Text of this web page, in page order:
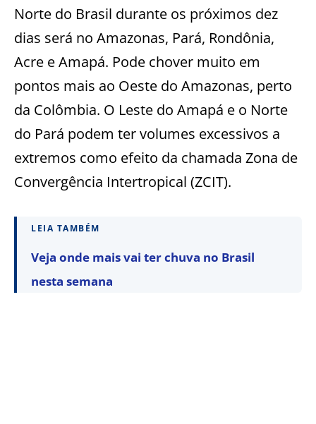
Norte do Brasil durante os próximos dez
dias será no Amazonas, Pará, Rondônia,
Acre e Amapá. Pode chover muito em
pontos mais ao Oeste do Amazonas, perto
da Colômbia. O Leste do Amapá e o Norte
do Pará podem ter volumes excessivos a
extremos como efeito da chamada Zona de
Convergência Intertropical (ZCIT).
LEIA TAMBÉM
Veja onde mais vai ter chuva no Brasil
nesta semana